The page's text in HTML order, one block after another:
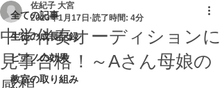
全ての記事
生徒の成長記録
ピアノの効果
教室の取り組み
中学伴奏オーディションに
見事合格！～Aさん母娘の
佐紀子 大宮
2023年1月17日 読了時間: 4分